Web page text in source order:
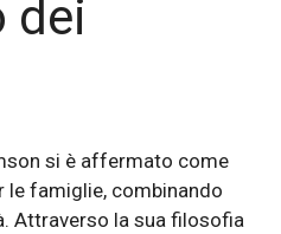
dei
si è affermato come
le famiglie, combinando
Attraverso la sua filosofia